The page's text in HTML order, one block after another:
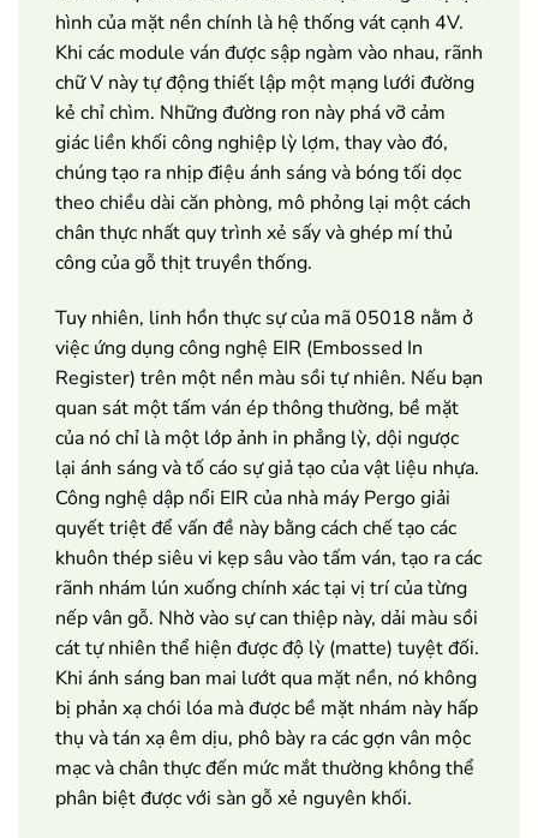
hình của mặt nền chính là hệ thống vát cạnh 4V.
Khi các module ván được sập ngàm vào nhau, rãnh
chữ V này tự động thiết lập một mạng lưới đường
kẻ chỉ chìm. Những đường ron này phá vỡ cảm
giác liền khối công nghiệp lỳ lợm, thay vào đó,
chúng tạo ra nhịp điệu ánh sáng và bóng tối dọc
theo chiều dài căn phòng, mô phỏng lại một cách
chân thực nhất quy trình xẻ sấy và ghép mí thủ
công của gỗ thịt truyền thống.
Tuy nhiên, linh hồn thực sự của mã 05018 nằm ở
việc ứng dụng công nghệ EIR (Embossed In
Register) trên một nền màu sồi tự nhiên. Nếu bạn
quan sát một tấm ván ép thông thường, bề mặt
của nó chỉ là một lớp ảnh in phẳng lỳ, dội ngược
lại ánh sáng và tố cáo sự giả tạo của vật liệu nhựa.
Công nghệ dập nổi EIR của nhà máy Pergo giải
quyết triệt để vấn đề này bằng cách chế tạo các
khuôn thép siêu vi kẹp sâu vào tấm ván, tạo ra các
rãnh nhám lún xuống chính xác tại vị trí của từng
nếp vân gỗ. Nhờ vào sự can thiệp này, dải màu sồi
cát tự nhiên thể hiện được độ lỳ (matte) tuyệt đối.
Khi ánh sáng ban mai lướt qua mặt nền, nó không
bị phản xạ chói lóa mà được bề mặt nhám này hấp
thụ và tán xạ êm dịu, phô bày ra các gợn vân mộc
mạc và chân thực đến mức mắt thường không thể
phân biệt được với sàn gỗ xẻ nguyên khối.